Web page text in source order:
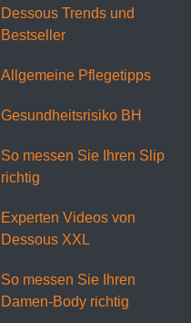
Dessous Trends und
Bestseller
Allgemeine Pflegetipps
Gesundheitsrisiko BH
So messen Sie Ihren Slip
richtig
Experten Videos von
Dessous XXL
So messen Sie Ihren
Damen-Body richtig